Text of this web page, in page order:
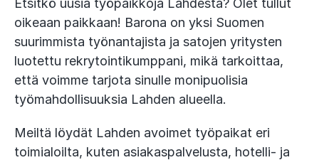
Etsitkö uusia työpaikkoja Lahdesta? Olet tullut
oikeaan paikkaan! Barona on yksi Suomen
suurimmista työnantajista ja satojen yritysten
luotettu rekrytointikumppani, mikä tarkoittaa,
että voimme tarjota sinulle monipuolisia
työmahdollisuuksia Lahden alueella.
Meiltä löydät Lahden avoimet työpaikat eri
toimialoilta, kuten asiakaspalvelusta, hotelli- ja